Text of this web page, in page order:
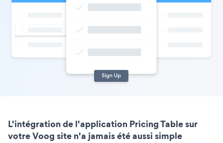
L'intégration de l'application Pricing Table sur
votre Voog site n'a jamais été aussi simple